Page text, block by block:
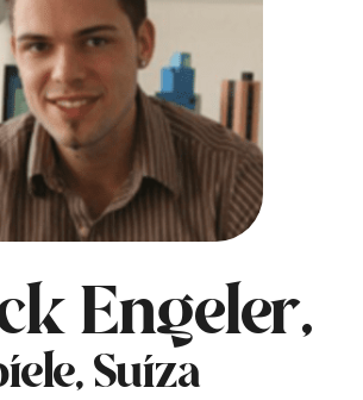
Engeler,
Suiza